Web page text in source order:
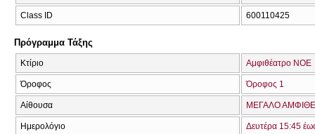
Class ID 600110425
Πρόγραμμα Τάξης
Κτίριο Αμφιθέατρο ΝΟΕ
Όροφος Όροφος 1
Αίθουσα ΜΕΓΑΛΟ
Ημερολόγιο Δευτέρα 15:45